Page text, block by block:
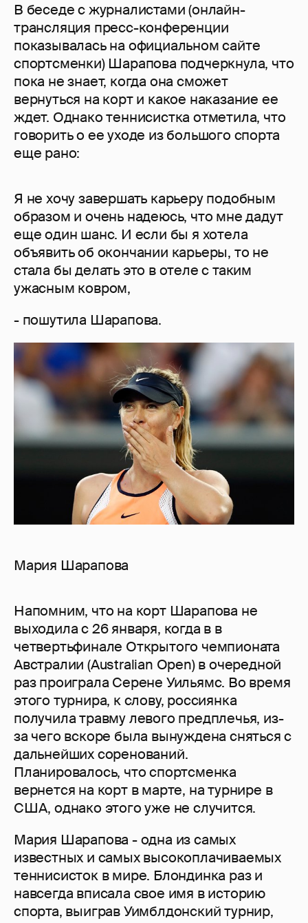
В беседе с журналистами (онлайн-
трансляция пресс-конференции
показывалась на официальном сайте
спортсменки) Шарапова подчеркнула, что
пока не знает, когда она сможет
вернуться на корт и какое наказание ее
ждет. Однако теннисистка отметила, что
говорить о ее уходе из большого спорта
еще рано:
Я не хочу завершать карьеру подобным
образом и очень надеюсь, что мне дадут
еще один шанс. И если бы я хотела
объявить об окончании карьеры, то не
стала бы делать это в отеле с таким
ужасным ковром,
- пошутила Шарапова.
Мария Шарапова
Напомним, что на корт Шарапова не
выходила с 26 января, когда в в
четвертьфинале Открытого чемпионата
Австралии (Australian Open) в очередной
раз проиграла Серене Уильямс. Во время
этого турнира, к слову, россиянка
получила травму левого предплечья, из-
за чего вскоре была вынуждена сняться с
дальнейших соренований.
Планировалось, что спортсменка
вернется на корт в марте, на турнире в
США, однако этого уже не случится.
Мария Шарапова - одна из самых
известных и самых высокоплачиваемых
теннисисток в мире. Блондинка раз и
навсегда вписала свое имя в историю
спорта, выиграв Уимблдонский турнир,